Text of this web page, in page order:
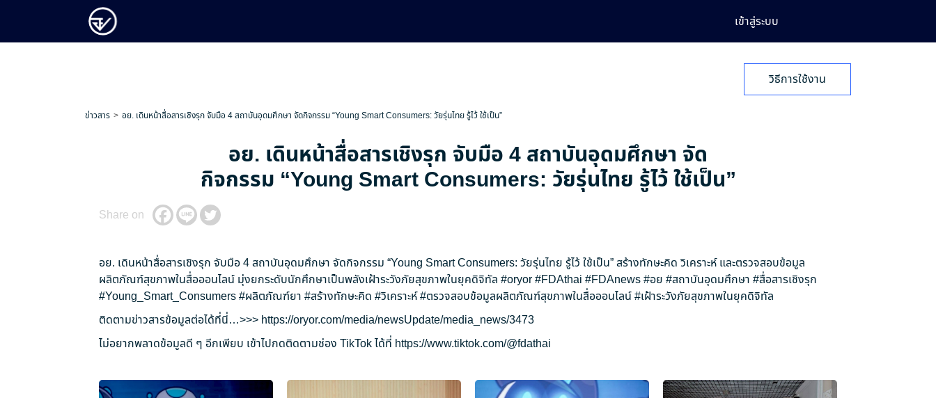
เข้าสู่ระบบ
วิธีการใช้งาน
ข่าวสาร อย. เดินหน้าสื่อสารเชิงรุก จับมือ 4 สถาบันอุดมศึกษา จัดกิจกรรม “Young Smart Consumers: วัยรุ่นไทย รู้ไว้ ใช้เป็น”
อย. เดินหน้าสื่อสารเชิงรุก จับมือ 4 สถาบันอุดมศึกษา จัด
กิจกรรม “Young Smart Consumers: วัยรุ่นไทย รู้ไว้ ใช้เป็น”
Share on
อย. เดินหน้าสื่อสารเชิงรุก จับมือ 4 สถาบันอุดมศึกษา จัดกิจกรรม “Young Smart Consumers: วัยรุ่นไทย รู้ไว้ ใช้เป็น” สร้างทักษะคิด วิเคราะห์ และตรวจสอบข้อมูล
ผลิตภัณฑ์สุขภาพในสื่อออนไลน์ มุ่งยกระดับนักศึกษาเป็นพลังเฝ้าระวังภัยสุขภาพในยุคดิจิทัล #oryor#FDAthai #FDAnews#อย #สถาบันอุดมศึกษา #สื่อสารเชิงรุก
#Young_Smart_Consumers#ผลิตภัณฑ์ยา #สร้างทักษะคิด #วิเคราะห์#ตรวจสอบข้อมูลผลิตภัณฑ์สุขภาพในสื่อออนไลน์#เฝ้าระวังภัยสุขภาพในยุคดิจิทัล
ติดตามข่าวสารข้อมูลต่อได้ที่นี่…>>> https://oryor.com/media/newsUpdate/media_news/3473
ไม่อยากพลาดข้อมูลดี ๆ อีกเพียบ เข้าไปกดติดตามช่อง TikTok ได้ที่ https://www.tiktok.com/@fdathai